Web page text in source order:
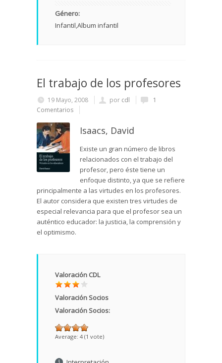
Género:
Infantil Album infantil
El trabajo de los profesores
19 Mayo, 2008 por cdl
1
Comentarios
Isaacs, David
Existe un gran número de libros
relacionados con el trabajo del
profesor, pero éste tiene un
enfoque distinto, ya que se refiere
principalmente a las virtudes en los profesores.
El autor considera que existen tres virtudes de
especial relevancia para que el profesor sea un
auténtico educador: la justicia, la comprensión y
el optimismo.
Valoración CDL
Valoración Socios
Valoración Socios:
Average: 4 (1 vote)